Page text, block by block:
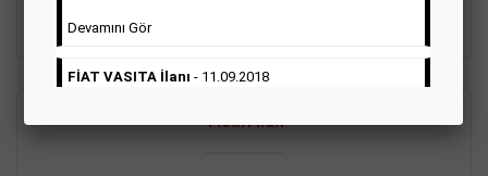
Detaylı Bilgi & İlan Örnekleri
Ticari İlan
Devamını Gör
FİAT VASITA İlanı - 11.09.2018
2.800.000e kurumsal mağaza.